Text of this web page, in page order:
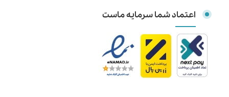
اعتماد شما سرمایه ماست